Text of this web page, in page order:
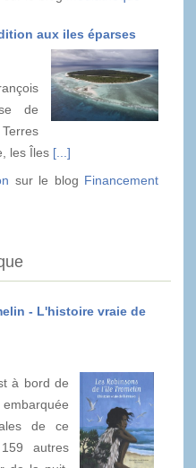
aux iles éparses
de
les Îles [...]
sur le blog Financement
- L'histoire vraie de
à bord de
de ce
autres